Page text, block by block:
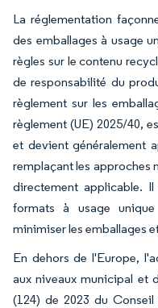
La réglementation
des emballages à usage
règles sur le contenu
de responsabilité du
règlement sur les
règlement (UE) 2025/40,
et devient généralement
remplaçant les approches
directement applicable.
formats à usage
minimiser les emballages
En dehors de l'Europe,
aux niveaux municipal et
(124) de 2023 du